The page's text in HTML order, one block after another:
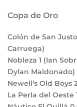
Copa de Oro
Colón de San Justo
Carruega)
Nobleza 1 (Ian
Dylan Maldonado)
Newell’s Old Boys
La Perla del Oeste